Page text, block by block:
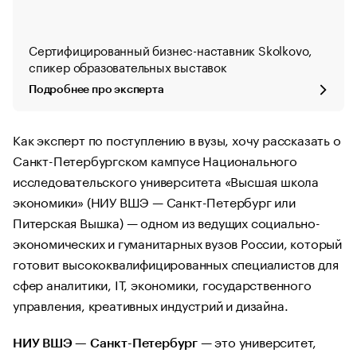
Сертифицированный бизнес-наставник Skolkovo,
спикер образовательных выставок
Подробнее про эксперта
Как эксперт по поступлению в вузы, хочу рассказать о
Санкт-Петербургском кампусе Национального
исследовательского университета «Высшая школа
экономики» (НИУ ВШЭ — Санкт-Петербург или
Питерская Вышка) — одном из ведущих социально-
экономических и гуманитарных вузов России, который
готовит высококвалифицированных специалистов для
сфер аналитики, IT, экономики, государственного
управления, креативных индустрий и дизайна.
НИУ ВШЭ — Санкт-Петербург — это университет,